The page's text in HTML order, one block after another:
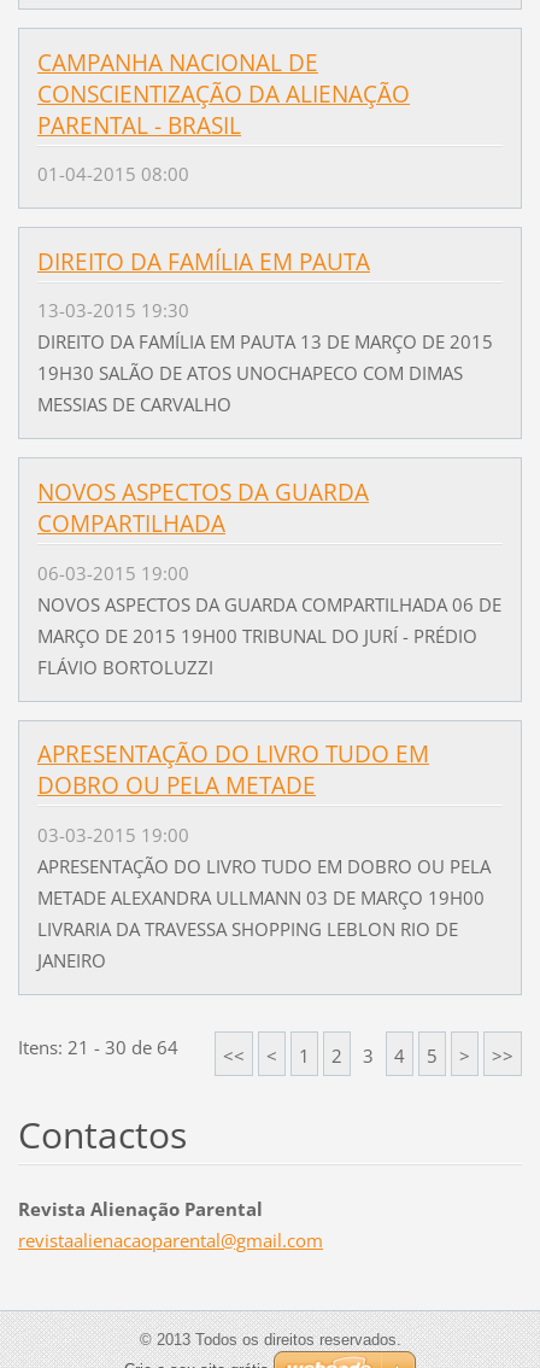
CAMPANHA NACIONAL DE
CONSCIENTIZAÇÃO DA ALIENAÇÃO
PARENTAL - BRASIL
01-04-2015 08:00
DIREITO DA FAMÍLIA EM PAUTA
13-03-2015 19:30
DIREITO DA FAMÍLIA EM PAUTA 13 DE MARÇO DE 2015
19H30 SALÃO DE ATOS UNOCHAPECO COM DIMAS
MESSIAS DE CARVALHO
NOVOS ASPECTOS DA GUARDA
COMPARTILHADA
06-03-2015 19:00
NOVOS ASPECTOS DA GUARDA COMPARTILHADA 06 DE
MARÇO DE 2015 19H00 TRIBUNAL DO JURÍ - PRÉDIO
FLÁVIO BORTOLUZZI
APRESENTAÇÃO DO LIVRO TUDO EM
DOBRO OU PELA METADE
03-03-2015 19:00
APRESENTAÇÃO DO LIVRO TUDO EM DOBRO OU PELA
METADE ALEXANDRA ULLMANN 03 DE MARÇO 19H00
LIVRARIA DA TRAVESSA SHOPPING LEBLON RIO DE
JANEIRO
Itens: 21 - 30 de 64 << < 1 2 3 4 5 > >>
Contactos
Revista Alienação Parental
revistaalienacaoparental@gmail.com
© 2013 Todos os direitos reservados.